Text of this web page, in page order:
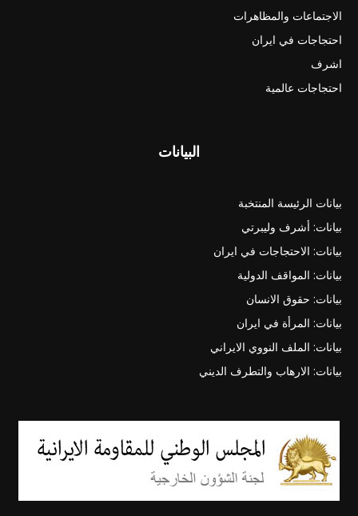
الاجتماعات والمظاهرات
احتجاجات في ايران
اشرف
احتجاجات عالمية
البيانات
بيانات الرئيسة المنتخبة
بيانات: أشرف وليبرتي
بيانات: الاحتجاجات في ايران
بيانات: المواقف الدولية
بيانات: حقوق الانسان
بيانات: المرأة في ايران
بيانات: الملف النووي الايراني
بيانات: الارهاب والتطرف الديني